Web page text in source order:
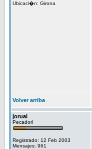
Ubicaci�n: Girona
Volver arriba
jorual
Pecadorl
Registrado: 12 Feb 2003
Mensajes: 961